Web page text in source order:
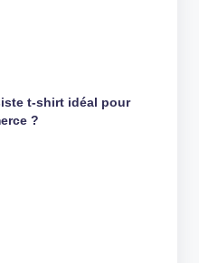
t-shirt idéal pour
?